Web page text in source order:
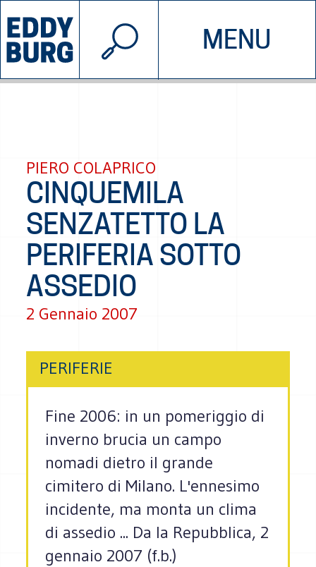
MENU
INIZIATIVE CHI SIAMO
© 2026 EDDYBURG
PIERO COLAPRICO
CINQUEMILA
SENZATETTO LA
PERIFERIA SOTTO
ASSEDIO
2 Gennaio 2007
PERIFERIE
Fine 2006: in un pomeriggio di
inverno brucia un campo
nomadi dietro il grande
cimitero di Milano. L'ennesimo
incidente, ma monta un clima
di assedio ... Da la Repubblica, 2
gennaio 2007 (f.b.)